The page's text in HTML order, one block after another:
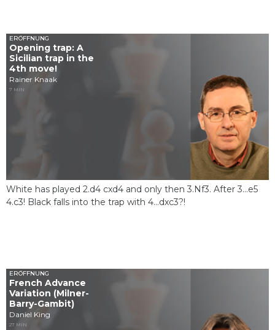
ERÖFFNUNG
Opening trap: A
Sicilian trap in the
4th move!
Rainer Knaak
7 MIN
White has played 2.d4 cxd4 and only then 3.Nf3. After 3...e5
4.c3! Black falls into the trap with 4...dxc3?!
ERÖFFNUNG
French Advance
Variation (Milner-
Barry-Gambit)
Daniel King
27 MIN